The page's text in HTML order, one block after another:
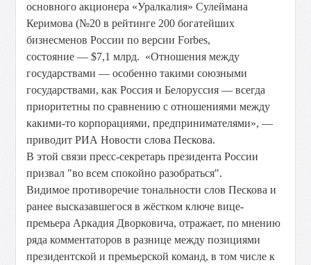
основного акционера «Уралкалия» Сулеймана
Керимова (№20 в рейтинге 200 богатейших
бизнесменов России по версии Forbes,
состояние — $7,1 млрд. «Отношения между
государствами — особенно такими союзными
государствами, как Россия и Белоруссия — всегда
приоритетны по сравнению с отношениями между
какими-то корпорациями, предпринимателями», —
приводит РИА Новости слова Пескова.
В этой связи пресс-секретарь президента России
призвал "во всем спокойно разобраться".
Видимое противоречие тональности слов Пескова и
ранее высказавшегося в жёстком ключе вице-
премьера Аркадия Дворковича, отражает, по мнению
ряда комментаторов в разнице между позициями
президентской и премьерской команд, в том числе к